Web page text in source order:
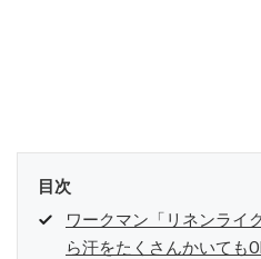
目次
ワークマン「リネンライ
ら汗をたくさんかいても